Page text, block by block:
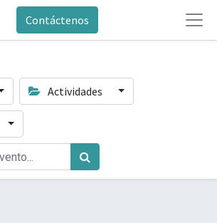
Contáctenos
Actividades